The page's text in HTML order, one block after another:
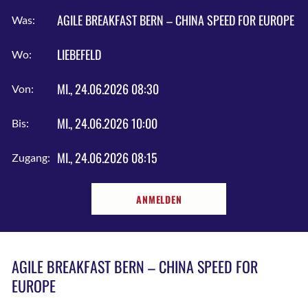
Was: AGILE BREAKFAST BERN – CHINA SPEED FOR EUROPE
Wo: LIEBEFELD
Von: MI., 24.06.2026 08:30
Bis: MI., 24.06.2026 10:00
Zugang: MI., 24.06.2026 08:15
ANMELDEN
AGILE BREAKFAST BERN – CHINA SPEED FOR
EUROPE